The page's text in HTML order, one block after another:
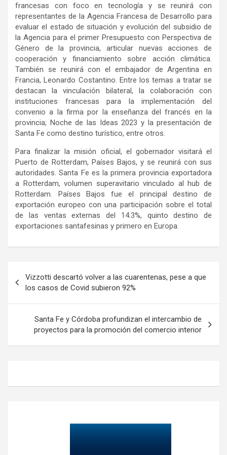
francesas con foco en tecnología y se reunirá con
representantes de la Agencia Francesa de Desarrollo para
evaluar el estado de situación y evolución del subsidio de
la Agencia para el primer Presupuesto con Perspectiva de
Género de la provincia, articular nuevas acciones de
cooperación y financiamiento sobre acción climática.
También se reunirá con el embajador de Argentina en
Francia, Leonardo Costantino. Entre los temas a tratar se
destacan la vinculación bilateral, la colaboración con
instituciones francesas para la implementación del
convenio a la firma por la enseñanza del francés en la
provincia; Noche de las Ideas 2023 y la presentación de
Santa Fe como destino turístico, entre otros.
Para finalizar la misión oficial, el gobernador visitará el
Puerto de Rotterdam, Países Bajos, y se reunirá con sus
autoridades. Santa Fe es la primera provincia exportadora
a Rotterdam, volumen superavitario vinculado al hub de
Rotterdam. Países Bajos fue el principal destino de
exportación europeo con una participación sobre el total
de las ventas externas del 14.3%, quinto destino de
exportaciones santafesinas y primero en Europa.
de
entradas
Vizzotti descartó volver a las cuarentenas, pese a que
los casos de Covid subieron 92%
Santa Fe y Córdoba profundizan el intercambio de
proyectos para la promoción del comercio interior